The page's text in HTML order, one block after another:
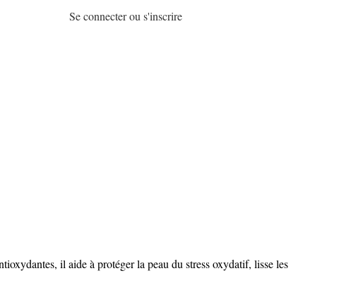
Se connecter ou s'inscrire
il aide à protéger la peau du stress oxydatif, lisse les